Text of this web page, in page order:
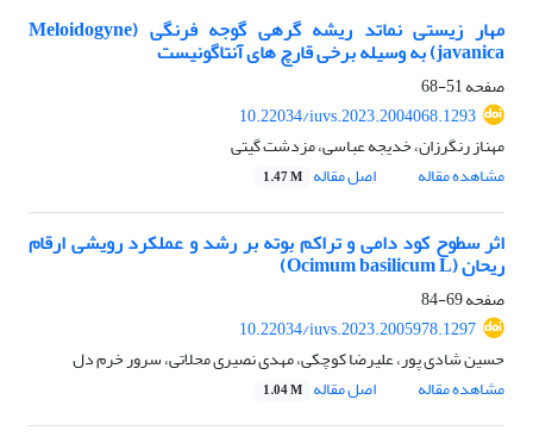
مهار زیستی نماتد ریشه گرهی گوجه فرنگی (Meloidogyne
javanica) به وسیله برخی قارچ های آنتاگونیست
صفحه51-68
10.22034/iuvs.2023.2004068.1293
مهناز رنگرزان، خدیجه عباسی، مزدشت گیتی
مشاهده مقاله
اصل مقاله 1.47 M
اثر سطوح کود دامی و تراکم بوته بر رشد و عملکرد رویشی ارقام
ریحان (Ocimum basilicum L)
صفحه69-84
10.22034/iuvs.2023.2005978.1297
حسین شادی پور، علیرضا کوچکی، مهدی نصیری محلاتی، سرور خرم دل
مشاهده مقاله
اصل مقاله 1.04 M